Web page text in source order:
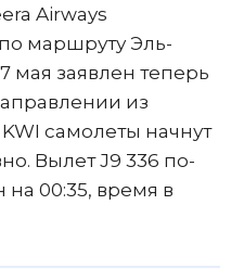
Airways
маршруту Эль-
мая заявлен теперь
из
самолеты начнут
Вылет J9 336 по-
00:35, время в